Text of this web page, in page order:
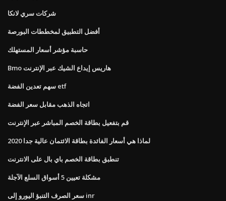
شركات سري لانكا
أفضل التطبيق لمخططات البورصة
حاسبة مؤشر أسعار المستهلك
Bmo هاريس إيداع الشيك عبر الإنترنت
سهم تعدين الفضة etf
اتجاه الذهب مقابل سعر الفضة
قم بتفعيل بطاقة الخصم المباشر عبر الإنترنت
لماذا هي أسعار الفائدة بطاقة الائتمان عالية جدا 2020
تنطبق بطاقة الخصم باي بال على الانترنت
مشكلة تعيين 5 أسواق السلع الآجلة
سعر الصرف التنبؤ اليورو إلى inr